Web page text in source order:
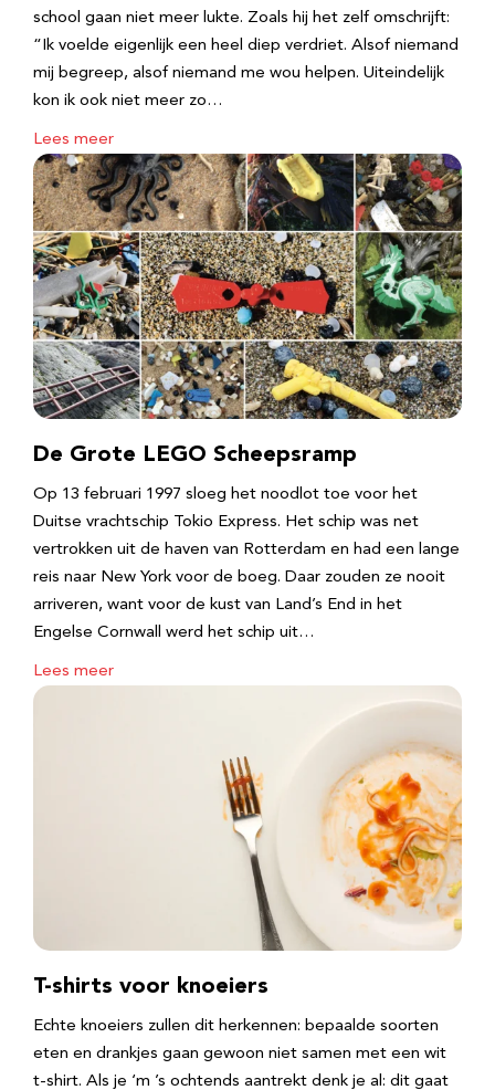
school gaan niet meer lukte. Zoals hij het zelf omschrijft:
“Ik voelde eigenlijk een heel diep verdriet. Alsof niemand
mij begreep, alsof niemand me wou helpen. Uiteindelijk
kon ik ook niet meer zo…
Lees meer
De Grote LEGO Scheepsramp
Op 13 februari 1997 sloeg het noodlot toe voor het
Duitse vrachtschip Tokio Express. Het schip was net
vertrokken uit de haven van Rotterdam en had een lange
reis naar New York voor de boeg. Daar zouden ze nooit
arriveren, want voor de kust van Land’s End in het
Engelse Cornwall werd het schip uit…
Lees meer
T-shirts voor knoeiers
Echte knoeiers zullen dit herkennen: bepaalde soorten
eten en drankjes gaan gewoon niet samen met een wit
t-shirt. Als je ‘m ’s ochtends aantrekt denk je al: dit gaat